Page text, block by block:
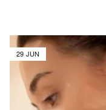
29 JUN